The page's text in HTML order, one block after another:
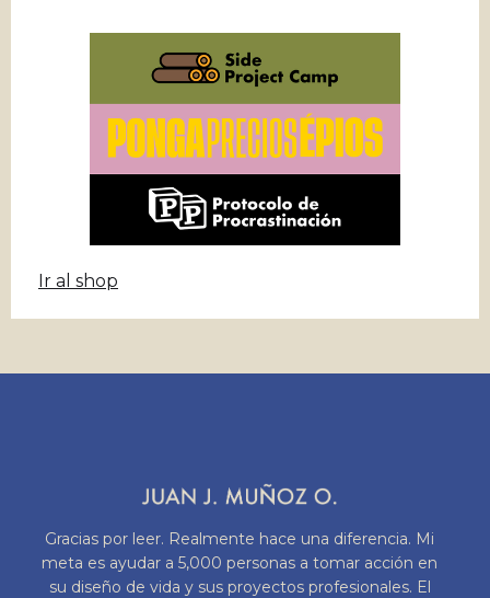
Ir al shop
Gracias por leer. Realmente hace una diferencia. Mi
meta es ayudar a 5,000 personas a tomar acción en
su diseño de vida y sus proyectos profesionales. El